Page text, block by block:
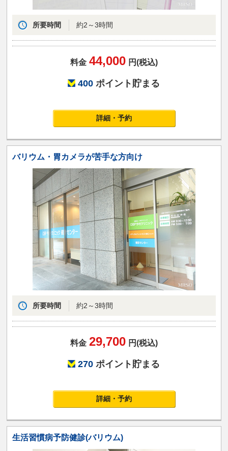
所要時間 約2～3時間
料金 44,000 円(税込)
400 ポイント貯まる
詳細・予約
バリウム・胃カメラが苦手な方向け
所要時間 約2～3時間
料金 29,700 円(税込)
270 ポイント貯まる
詳細・予約
生活習慣病予防健診(バリウム)